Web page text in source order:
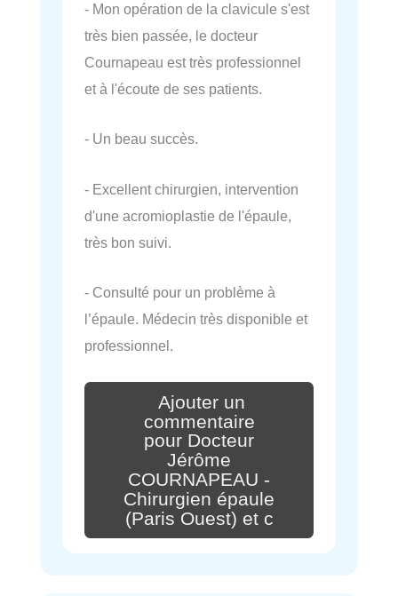
- Mon opération de la clavicule s'est
très bien passée, le docteur
Cournapeau est très professionnel
et à l'écoute de ses patients.
- Un beau succès.
- Excellent chirurgien, intervention
d'une acromioplastie de l'épaule,
très bon suivi.
- Consulté pour un problème à
l’épaule. Médecin très disponible et
professionnel.
Ajouter un
commentaire
pour Docteur
Jérôme
COURNAPEAU -
Chirurgien épaule
(Paris Ouest) et c